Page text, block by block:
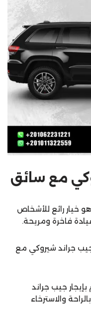
مع سائق
خيار رائع للأشخاص
فاخرة ومريحة.
جيب جراند شيروكي مع
جيب جراند
والاسترخاء